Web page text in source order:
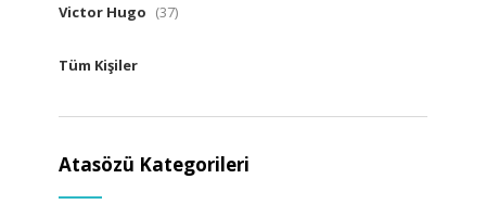
Victor Hugo (37)
Tüm Kişiler
Atasözü Kategorileri